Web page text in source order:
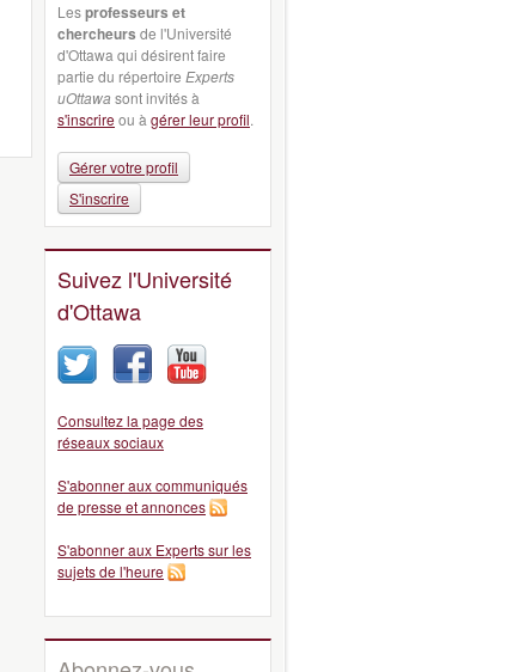
Lesprofesseurs et
chercheurs de l'Université
d'Ottawa qui désirent faire
partie du répertoire Experts
uOttawa sont invités à
s'inscrireou à gérer leur profil.
Gérer votre profil
S'inscrire
Suivez l'Université
d'Ottawa
Consultez la page des
réseaux sociaux
S'abonner aux communiqués
de presse et annonces
S'abonner aux Experts sur les
sujets de l'heure